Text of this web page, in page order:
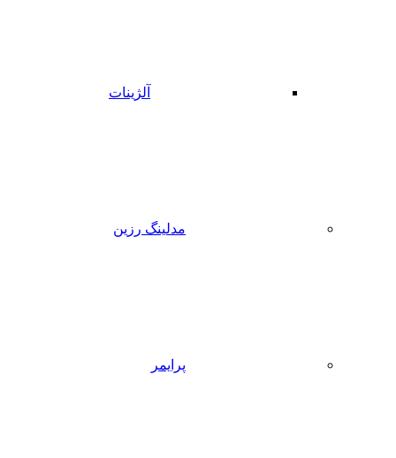
آلژینات
مدلینگ رزین
پرایمر